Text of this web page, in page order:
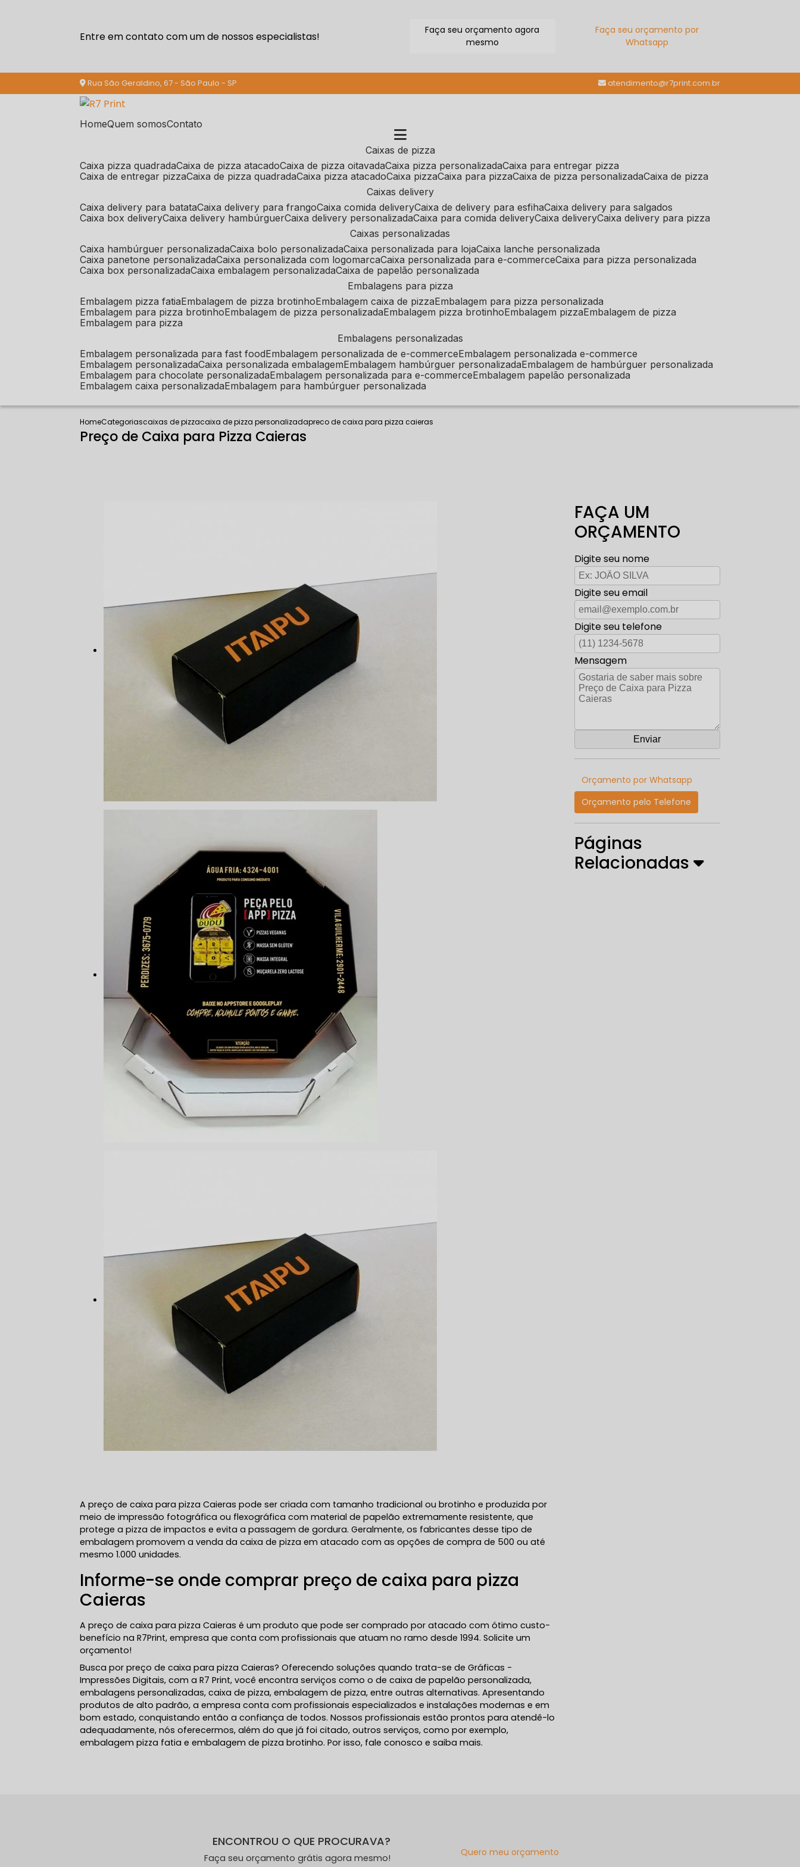
Entre em contato com um de nossos especialistas!
Faça seu orçamento agora
mesmo
Faça seu orçamento por
Whatsapp
Rua São Geraldino, 67 - São Paulo - SP atendimento@r7print.com.br
Home Quem somos Contato
caixas de pizza
caixa pizza quadrada caixa de pizza atacado caixa de pizza oitavada caixa pizza personalizada caixa para entregar pizza
caixa de entregar pizza caixa de pizza quadrada caixa pizza atacado caixa pizza caixa para pizza caixa de pizza personalizada caixa de pizza
caixas delivery
caixa delivery para batata caixa delivery para frango caixa comida delivery caixa de delivery para esfiha caixa delivery para salgados
caixa box delivery caixa delivery hambúrguer caixa delivery personalizada caixa para comida delivery caixa delivery caixa delivery para pizza
caixas personalizadas
caixa hambúrguer personalizada caixa bolo personalizada caixa personalizada para loja caixa lanche personalizada
caixa panetone personalizada caixa personalizada com logomarca caixa personalizada para e-commerce caixa para pizza personalizada
caixa box personalizada caixa embalagem personalizada caixa de papelão personalizada
embalagens para pizza
embalagem pizza fatia embalagem de pizza brotinho embalagem caixa de pizza embalagem para pizza personalizada
embalagem para pizza brotinho embalagem de pizza personalizada embalagem pizza brotinho embalagem pizza embalagem de pizza
embalagem para pizza
embalagens personalizadas
embalagem personalizada para fast food embalagem personalizada de e-commerce embalagem personalizada e-commerce
embalagem personalizada caixa personalizada embalagem embalagem hambúrguer personalizada embalagem de hambúrguer personalizada
embalagem para chocolate personalizada embalagem personalizada para e-commerce embalagem papelão personalizada
embalagem caixa personalizada embalagem para hambúrguer personalizada
HomeCategoriascaixas de pizzacaixa de pizza personalizadapreco de caixa para pizza caieras
Preço de Caixa para Pizza Caieras
A preço de caixa para pizza Caieras pode ser criada com tamanho tradicional ou brotinho e produzida por
meio de impressão fotográfica ou flexográfica com material de papelão extremamente resistente, que
protege a pizza de impactos e evita a passagem de gordura. Geralmente, os fabricantes desse tipo de
embalagem promovem a venda da caixa de pizza em atacado com as opções de compra de 500 ou até
mesmo 1.000 unidades.
Informe-se onde comprar preço de caixa para pizza
Caieras
A preço de caixa para pizza Caieras é um produto que pode ser comprado por atacado com ótimo custo-
benefício na R7Print, empresa que conta com profissionais que atuam no ramo desde 1994. Solicite um
orçamento!
Busca por preço de caixa para pizza Caieras? Oferecendo soluções quando trata-se de Gráficas -
Impressões Digitais, com a R7 Print, você encontra serviços como o de caixa de papelão personalizada,
embalagens personalizadas, caixa de pizza, embalagem de pizza, entre outras alternativas. Apresentando
produtos de alto padrão, a empresa conta com profissionais especializados e instalações modernas e em
bom estado, conquistando então a confiança de todos. Nossos profissionais estão prontos para atendê-lo
adequadamente, nós oferecermos, além do que já foi citado, outros serviços, como por exemplo,
embalagem pizza fatia e embalagem de pizza brotinho. Por isso, fale conosco e saiba mais.
FAÇA UM
ORÇAMENTO
Digite seu nome
Digite seu email
Digite seu telefone
Mensagem
Orçamento por Whatsapp
Orçamento pelo Telefone
Páginas
Relacionadas
ENCONTROU O QUE PROCURAVA?
Faça seu orçamento grátis agora mesmo!
Quero meu orçamento